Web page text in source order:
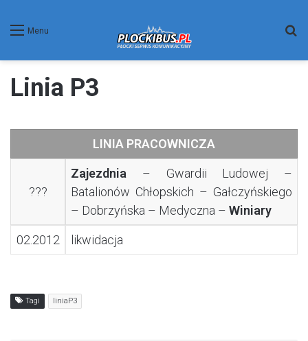
Menu
Linia P3
LINIA PRACOWNICZA
???
Zajezdnia – Gwardii Ludowej –
Batalionów Chłopskich – Gałczyńskiego
– Dobrzyńska – Medyczna –Winiary
02.2012 likwidacja
Tagi liniaP3